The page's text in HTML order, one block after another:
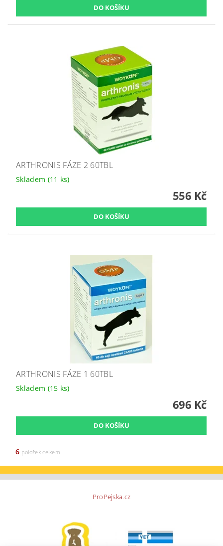
ARTHRONIS FÁZE 2 60TBL
Skladem (11 ks)
556 Kč
ARTHRONIS FÁZE 1 60TBL
Skladem (15 ks)
696 Kč
6 položek celkem
ProPejska.cz